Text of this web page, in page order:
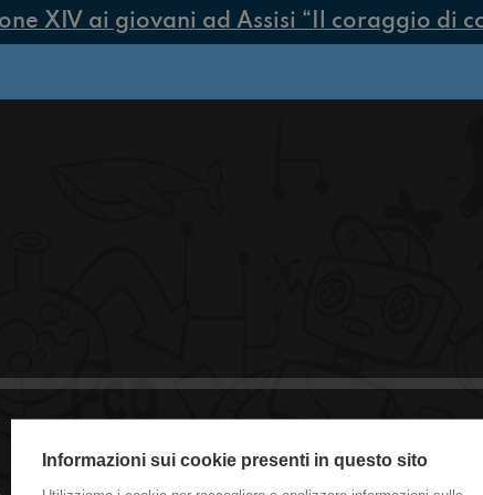
XIV ai giovani ad Assisi “Il coraggio di
Informazioni sui cookie presenti in questo sito